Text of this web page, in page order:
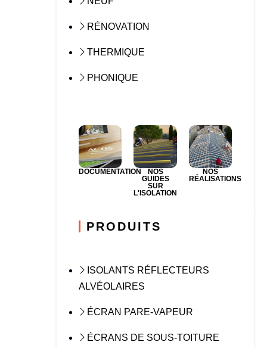
RÉNOVATION
THERMIQUE
PHONIQUE
DOCUMENTATION
NOS
GUIDES
SUR
L'ISOLATION
NOS
RÉALISATIONS
PRODUITS
ISOLANTS RÉFLECTEURS
ALVÉOLAIRES
ÉCRAN PARE-VAPEUR
ÉCRANS DE SOUS-TOITURE